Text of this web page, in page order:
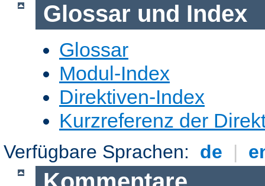
Glossar und Index
Glossar
Modul-Index
Direktiven-Index
Kurzreferenz der
Verfügbare Sprachen: de |